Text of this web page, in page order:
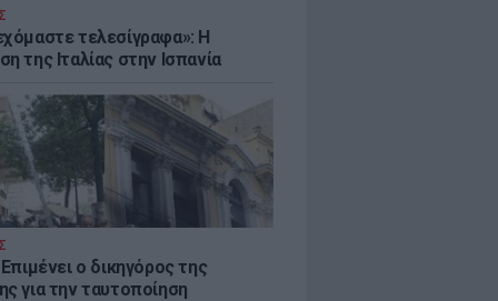
τελεσίγραφα»: Η
της Ιταλίας στην Ισπανία
ο δικηγόρος της
για την ταυτοποίηση